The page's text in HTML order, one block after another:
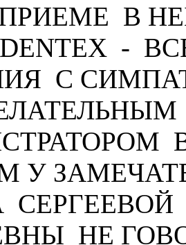
В
-
С
У
НЕ